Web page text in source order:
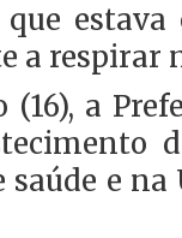
a respirar
(16), a
e